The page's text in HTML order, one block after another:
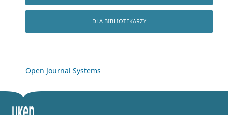
DLA BIBLIOTEKARZY
Open Journal Systems